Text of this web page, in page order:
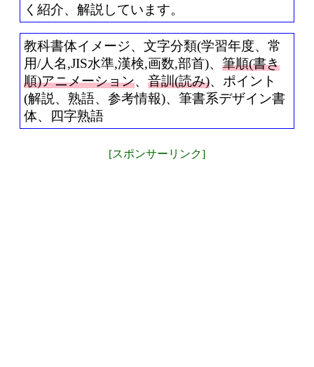
く紹介、解説しています。
教科書体イメージ、文字分類(学習年度、常
用/人名,JIS水準,漢検,画数,部首)、 筆順(書き
順)アニメーション、 音訓(読み)、ポイント
(解説、熟語、参考情報)、筆書系デザイン書
体、四字熟語
[スポンサーリンク]